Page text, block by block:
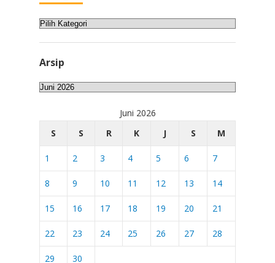
Kategori
Arsip
Arsip
Juni 2026
S
S R K J S M
1 2 3 4 5 6 7
8 9 10 11 12 13 14
15 16 17 18 19 20 21
22 23 24 25 26 27 28
29 30